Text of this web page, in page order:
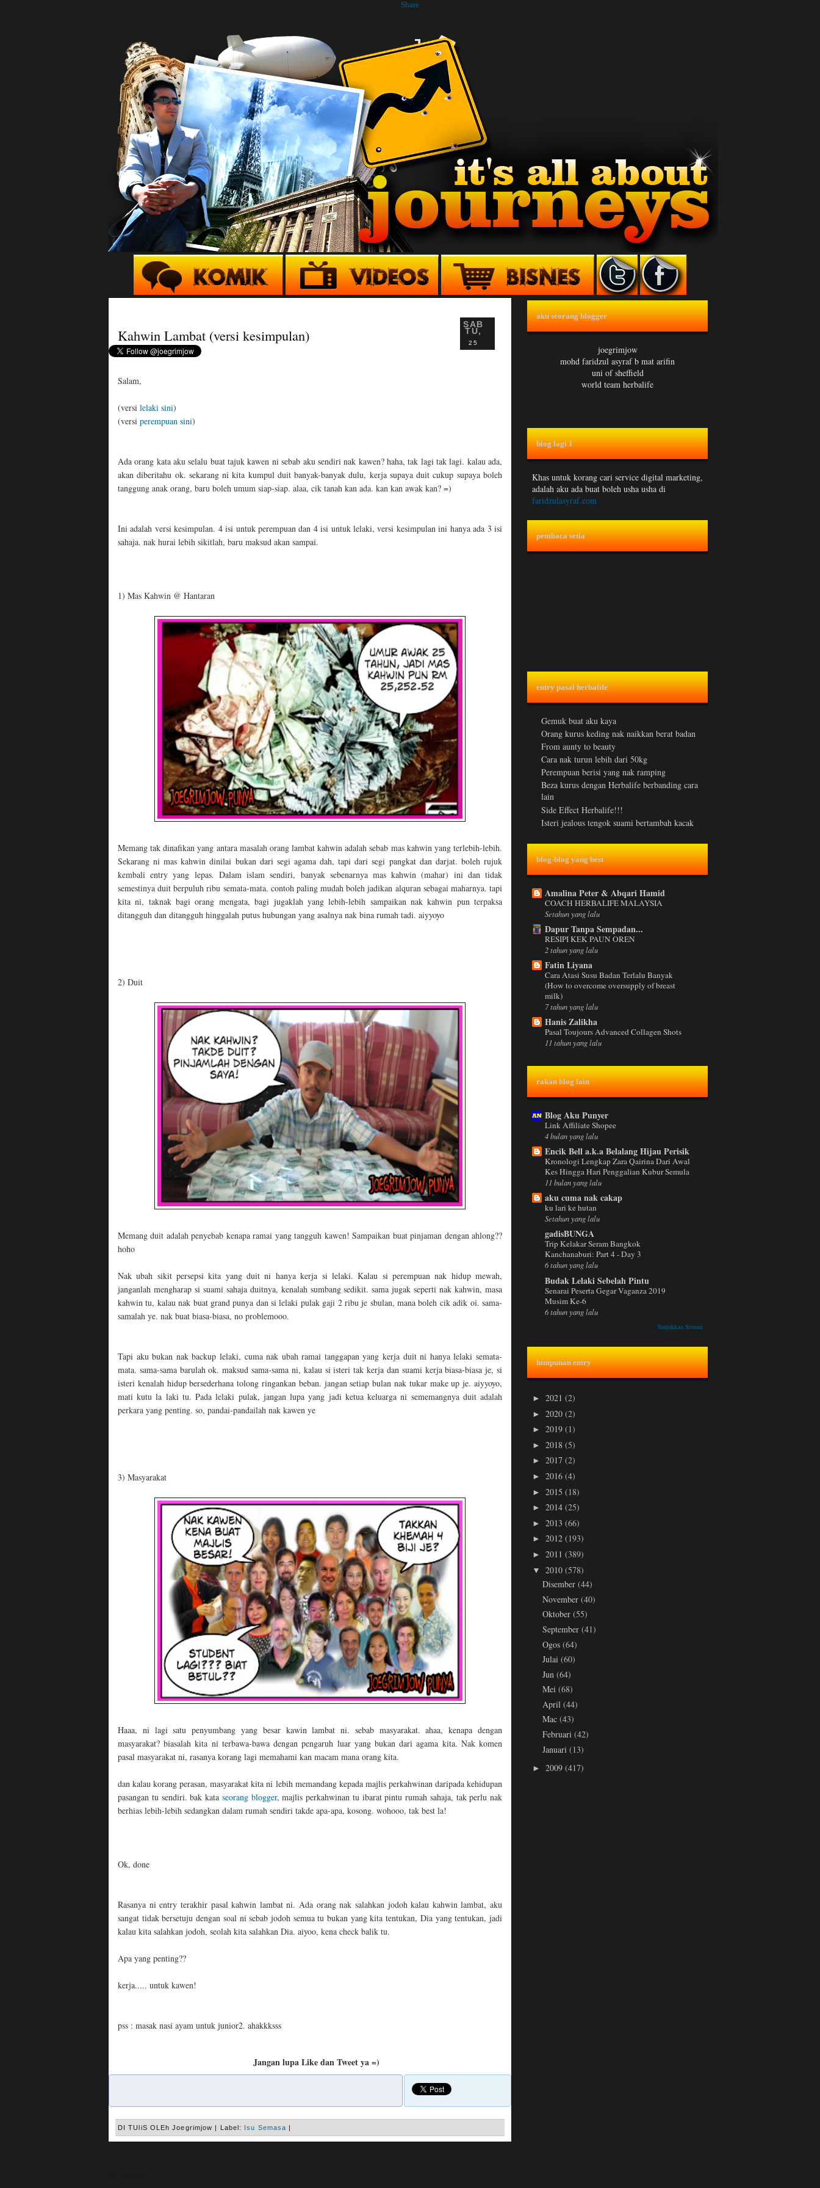
Share
J
O
E
SAB
TU,
25
Kahwin Lambat (versi kesimpulan)
Salam,
(versi lelaki sini)
(versi perempuan sini)
Ada orang kata aku selalu buat tajuk kawen ni sebab aku sendiri nak kawen? haha, tak lagi tak lagi. kalau ada,
akan diberitahu ok. sekarang ni kita kumpul duit banyak-banyak dulu, kerja supaya duit cukup supaya boleh
tanggung anak orang, baru boleh umum siap-siap. alaa, cik tanah kan ada. kan kan awak kan? =)
Ini adalah versi kesimpulan. 4 isi untuk perempuan dan 4 isi untuk lelaki, versi kesimpulan ini hanya ada 3 isi
sahaja. nak hurai lebih sikitlah, baru maksud akan sampai.
1) Mas Kahwin @ Hantaran
Memang tak dinafikan yang antara masalah orang lambat kahwin adalah sebab mas kahwin yang terlebih-lebih.
Sekarang ni mas kahwin dinilai bukan dari segi agama dah, tapi dari segi pangkat dan darjat. boleh rujuk
kembali entry yang lepas. Dalam islam sendiri, banyak sebenarnya mas kahwin (mahar) ini dan tidak
semestinya duit berpuluh ribu semata-mata. contoh paling mudah boleh jadikan alquran sebagai maharnya. tapi
kita ni, taknak bagi orang mengata, bagi jugaklah yang lebih-lebih sampaikan nak kahwin pun terpaksa
ditangguh dan ditangguh hinggalah putus hubungan yang asalnya nak bina rumah tadi. aiyyoyo
2) Duit
Memang duit adalah penyebab kenapa ramai yang tangguh kawen! Sampaikan buat pinjaman dengan ahlong??
hoho
Nak ubah sikit persepsi kita yang duit ni hanya kerja si lelaki. Kalau si perempuan nak hidup mewah,
janganlah mengharap si suami sahaja duitnya, kenalah sumbang sedikit. sama jugak seperti nak kahwin, masa
kahwin tu, kalau nak buat grand punya dan si lelaki pulak gaji 2 ribu je sbulan, mana boleh cik adik oi. sama-
samalah ye. nak buat biasa-biasa, no problemooo.
Tapi aku bukan nak backup lelaki, cuma nak ubah ramai tanggapan yang kerja duit ni hanya lelaki semata-
mata. sama-sama barulah ok. maksud sama-sama ni, kalau si isteri tak kerja dan suami kerja biasa-biasa je, si
isteri kenalah hidup bersederhana tolong ringankan beban. jangan setiap bulan nak tukar make up je. aiyyoyo,
mati kutu la laki tu. Pada lelaki pulak, jangan lupa yang jadi ketua keluarga ni sememangnya duit adalah
perkara yang penting. so, pandai-pandailah nak kawen ye
3) Masyarakat
Haaa, ni lagi satu penyumbang yang besar kawin lambat ni. sebab masyarakat. ahaa, kenapa dengan
masyarakat? biasalah kita ni terbawa-bawa dengan pengaruh luar yang bukan dari agama kita. Nak komen
pasal masyarakat ni, rasanya korang lagi memahami kan macam mana orang kita.
dan kalau korang perasan, masyarakat kita ni lebih memandang kepada majlis perkahwinan daripada kehidupan
pasangan tu sendiri. bak kata seorang blogger, majlis perkahwinan tu ibarat pintu rumah sahaja, tak perlu nak
berhias lebih-lebih sedangkan dalam rumah sendiri takde apa-apa, kosong. wohooo, tak best la!
Ok, done
Rasanya ni entry terakhir pasal kahwin lambat ni. Ada orang nak salahkan jodoh kalau kahwin lambat, aku
sangat tidak bersetuju dengan soal ni sebab jodoh semua tu bukan yang kita tentukan, Dia yang tentukan, jadi
kalau kita salahkan jodoh, seolah kita salahkan Dia. aiyoo, kena check balik tu.
Apa yang penting??
kerja..... untuk kawen!
pss : masak nasi ayam untuk junior2. ahakkksss
Jangan lupa Like dan Tweet ya =)
DI TUliS OLEhJoegrimjow | Label: Isu Semasa |
aku seorang blogger
joegrimjow
mohd faridzul asyraf b mat arifin
uni of sheffield
world team herbalife
blog lagi 1
Khas untuk korang cari service digital marketing,
adalah aku ada buat boleh usha usha di
faridzulasyraf.com
pembaca setia
entry pasal herbalife
Gemuk buat aku kaya
Orang kurus keding nak naikkan berat badan
From aunty to beauty
Cara nak turun lebih dari 50kg
Perempuan berisi yang nak ramping
Beza kurus dengan Herbalife berbanding cara
lain
Side Effect Herbalife!!!
Isteri jealous tengok suami bertambah kacak
blog-blog yang best
Amalina Peter & Abqari Hamid
COACH HERBALIFE MALAYSIA
Setahun yang lalu
Dapur Tanpa Sempadan...
RESIPI KEK PAUN OREN
2 tahun yang lalu
Fatin Liyana
Cara Atasi Susu Badan Terlalu Banyak
(How to overcome oversupply of breast
milk)
7 tahun yang lalu
Hanis Zalikha
Pasal Toujours Advanced Collagen Shots
11 tahun yang lalu
rakan blog lain
Blog Aku Punyer
Link Affiliate Shopee
4 bulan yang lalu
Encik Bell a.k.a Belalang Hijau Perisik
Kronologi Lengkap Zara Qairina Dari Awal
Kes Hingga Hari Penggalian Kubur Semula
11 bulan yang lalu
aku cuma nak cakap
ku lari ke hutan
Setahun yang lalu
gadisBUNGA
Trip Kelakar Seram Bangkok
Kanchanaburi: Part 4 - Day 3
6 tahun yang lalu
Budak Lelaki Sebelah Pintu
Senarai Peserta Gegar Vaganza 2019
Musim Ke-6
6 tahun yang lalu
Tunjukkan Semua
himpunan entry
► 2021 (2)
► 2020 (2)
► 2019 (1)
► 2018 (5)
► 2017 (2)
► 2016 (4)
► 2015 (18)
► 2014 (25)
► 2013 (66)
► 2012 (193)
► 2011 (389)
▼ 2010 (578)
Disember (44)
November (40)
Oktober (55)
September (41)
Ogos (64)
Julai (60)
Jun (64)
Mei (68)
April (44)
Mac (43)
Februari (42)
Januari (13)
► 2009 (417)